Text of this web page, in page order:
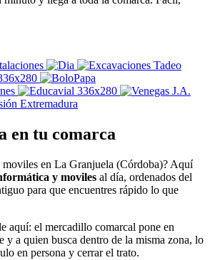
en tu comarca
moviles en La Granjuela (Córdoba)? Aquí
y moviles al día, ordenados del
para que encuentres rápido lo que
aquí: el mercadillo comarcal pone en
y a quien busca dentro de la misma zona, lo
en persona y cerrar el trato.